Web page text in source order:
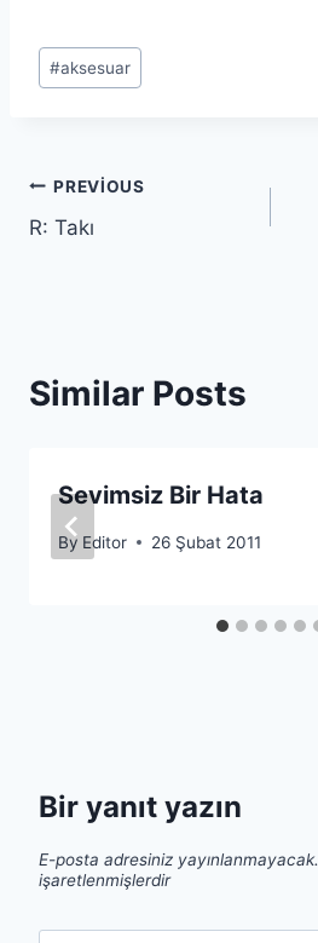
Post
Tags:
#aksesuar
Yazı
gezinmesi
PREVIOUS
R: Takı
Similar Posts
Sevimsiz Bir Hata
By Editor 26 Şubat 2011
Bir yanıt yazın
E-posta adresiniz yayınlanmayacak.
işaretlenmişlerdir